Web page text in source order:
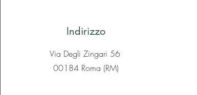
Indirizzo
Via Degli Zingari 56
00184 Roma (RM)